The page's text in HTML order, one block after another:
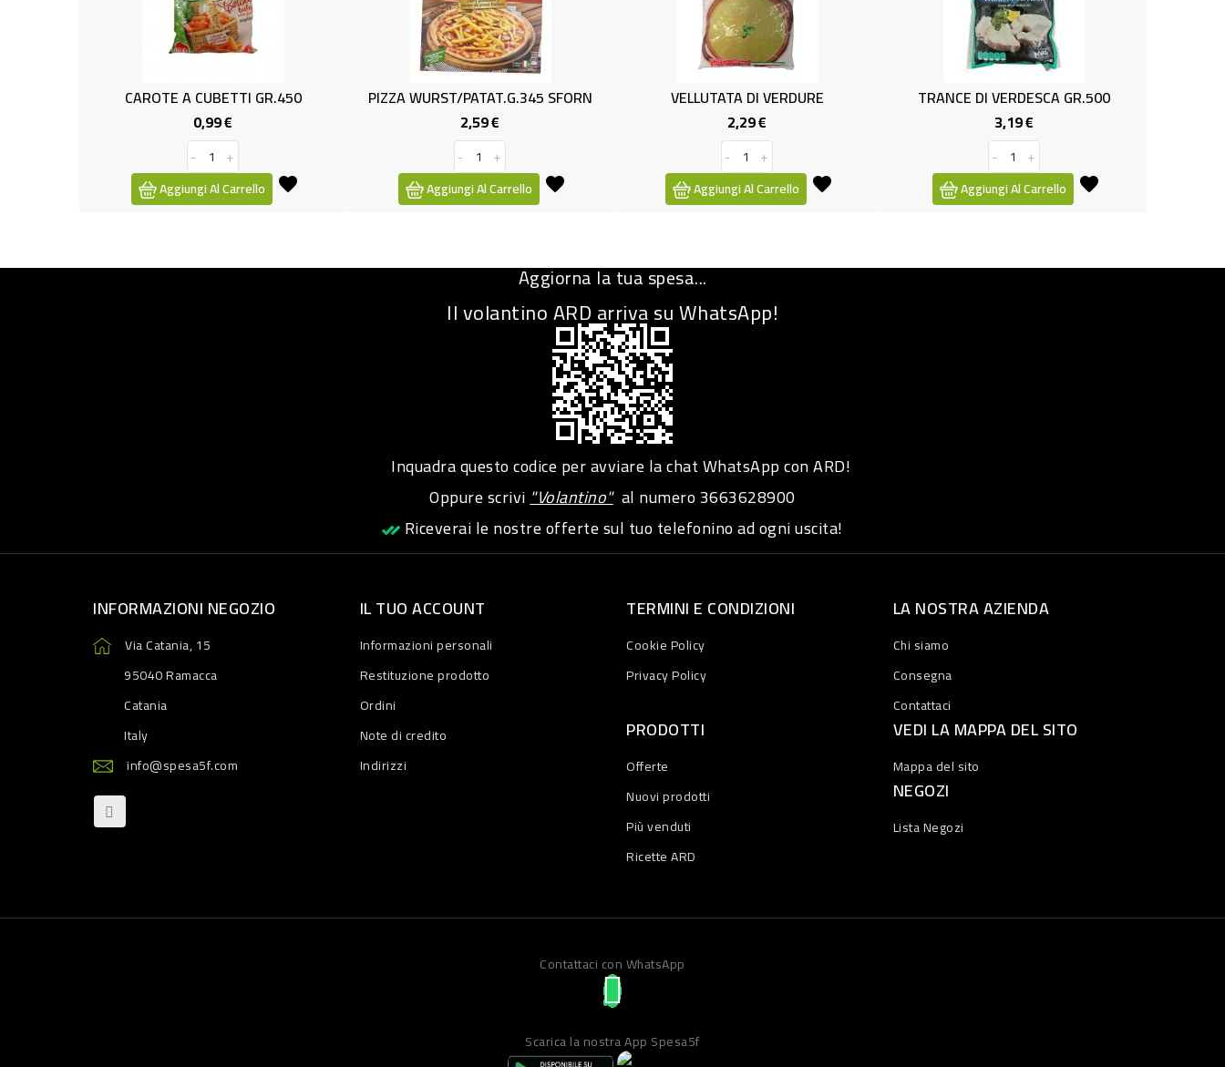
CAROTE A CUBETTI GR.450
Aggiungi Al Carrello
PIZZA WURST/PATAT.G.345 SFORN
Aggiungi Al Carrello
VELLUTATA DI VERDURE
Aggiungi Al Carrello
TRANCE DI VERDESCA GR.500
Aggiungi Al Carrello
Aggiorna la tua spesa...
Il volantino ARD arriva su WhatsApp!
Inquadra questo codice per avviare la chat WhatsApp con ARD!
Oppure scrivi"Volantino"al numero3663628900
Riceverai le nostre offerte sul tuo telefonino ad ogni uscita!
INFORMAZIONI NEGOZIO
Via Catania, 15
95040 Ramacca
Catania
Italy
info@spesa5f.com
IL TUO ACCOUNT
Informazioni personali
Restituzione prodotto
Ordini
Note di credito
Indirizzi
TERMINI E CONDIZIONI
Cookie Policy
Privacy Policy
LA NOSTRA AZIENDA
Chi siamo
Consegna
Contattaci
PRODOTTI
Offerte
Nuovi prodotti
Più venduti
Ricette ARD
VEDI LA MAPPA DEL SITO
Mappa del sito
NEGOZI
Lista Negozi
Contattaci con WhatsApp
Scarica la nostra App Spesa5f